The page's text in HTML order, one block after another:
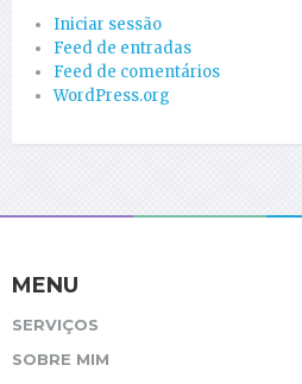
Iniciar sessão
Feed de entradas
Feed de comentários
WordPress.org
MENU
SERVIÇOS
SOBRE MIM